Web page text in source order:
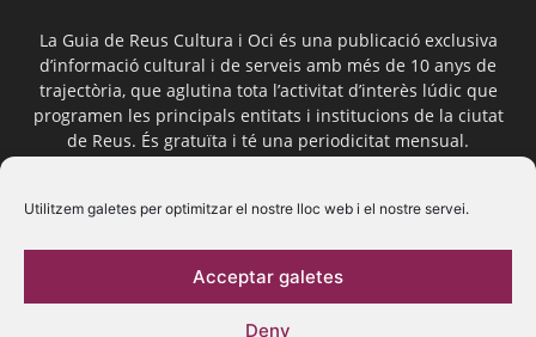
Utilitzem galetes per optimitzar el nostre lloc web i el nostre servei.
Acceptar galetes
Deny
La Guia de Reus Cultura i Oci és una publicació exclusiva
d’informació cultural i de serveis amb més de 10 anys de
trajectòria, que aglutina tota l’activitat d’interès lúdic que
programen les principals entitats i institucions de la ciutat
de Reus. És gratuïta i té una periodicitat mensual.
Segueix-nos